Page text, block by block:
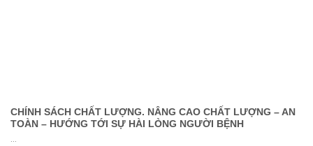
CHÍNH SÁCH CHẤT LƯỢNG. NÂNG CAO CHẤT LƯỢNG – AN
TOÀN – HƯỚNG TỚI SỰ HÀI LÒNG NGƯỜI BỆNH